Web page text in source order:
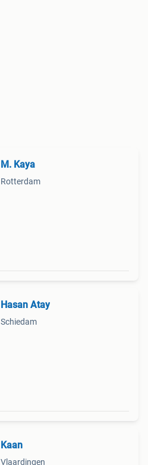
M. Kaya
Rotterdam
Hasan Atay
Schiedam
Kaan
Vlaardingen